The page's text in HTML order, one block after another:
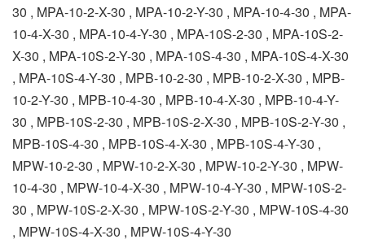
30 , MPA-10-2-X-30 , MPA-10-2-Y-30 , MPA-10-4-30 , MPA-
10-4-X-30 , MPA-10-4-Y-30 , MPA-10S-2-30 , MPA-10S-2-
X-30 , MPA-10S-2-Y-30 , MPA-10S-4-30 , MPA-10S-4-X-30
, MPA-10S-4-Y-30 , MPB-10-2-30 , MPB-10-2-X-30 , MPB-
10-2-Y-30 , MPB-10-4-30 , MPB-10-4-X-30 , MPB-10-4-Y-
30 , MPB-10S-2-30 , MPB-10S-2-X-30 , MPB-10S-2-Y-30 ,
MPB-10S-4-30 , MPB-10S-4-X-30 , MPB-10S-4-Y-30 ,
MPW-10-2-30 , MPW-10-2-X-30 , MPW-10-2-Y-30 , MPW-
10-4-30 , MPW-10-4-X-30 , MPW-10-4-Y-30 , MPW-10S-2-
30 , MPW-10S-2-X-30 , MPW-10S-2-Y-30 , MPW-10S-4-30
, MPW-10S-4-X-30 , MPW-10S-4-Y-30